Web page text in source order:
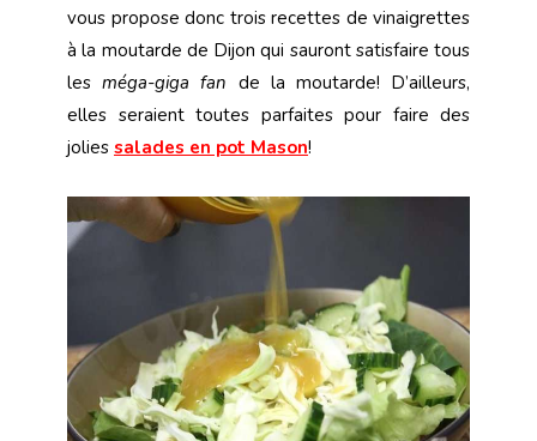
vous propose donc trois recettes de vinaigrettes
à la moutarde de Dijon qui sauront satisfaire tous
lesméga-giga fan de la moutarde! D’ailleurs,
elles seraient toutes parfaites pour faire des
jolies salades en pot Mason!